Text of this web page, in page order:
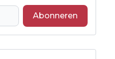
Abonneren